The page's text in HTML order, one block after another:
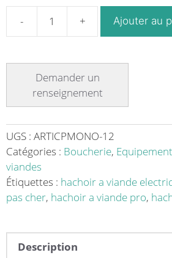
quantité
professionnel
réfrigéré
CLASSIQUE
avec
portionneur
Solution
Pratique
Ajouter au
UGS : ARTICPMONO-12
Catégories : Boucherie,
viandes
Étiquettes : hachoir a viande
pas cher, hachoir a viande pro,
Description